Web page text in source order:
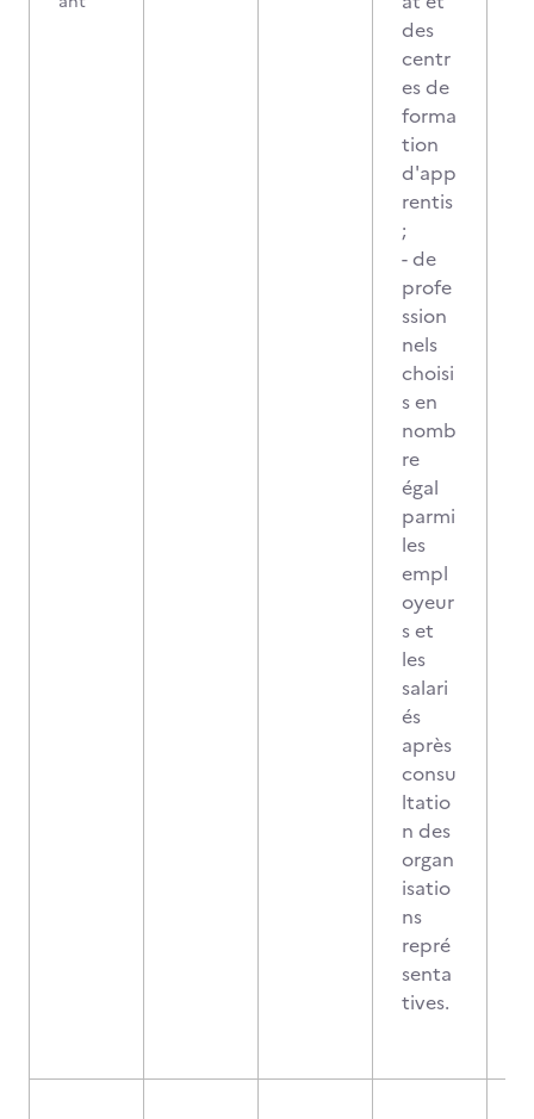
des
centr
es de
forma
tion
d'app
rentis
;
- de
profe
ssion
nels
choisi
s en
nomb
re
égal
parmi
les
empl
oyeur
s et
les
salari
és
après
consu
ltatio
n des
organ
isatio
ns
repré
senta
tives.